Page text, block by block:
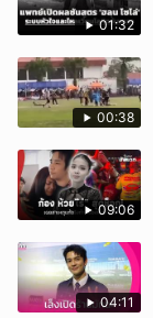
01:32
00:38
09:06
04:11